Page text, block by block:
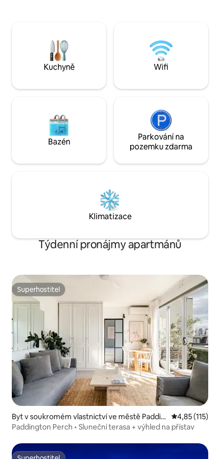
velkolepý na Silvestra a Den Austrálie
Klidné přes den, ohromující v noci
Přijeďte si odpočinout – nebudete chtít
světle. Nabízí
zrekonstruované
ve svěže
Kuchyně Wifi
Bazén
Parkování na
pozemku zdarma
Klimatizace
Týdenní pronájmy apartmánů
Superhostitel
Superhostitel
Byt v soukromém vlastnictví ve městě Paddin
gton
Průměrné
4,85 (115)
Paddington Perch • Sluneční terasa + výhled na přístav